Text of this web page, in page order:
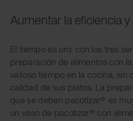
Aumentar la eficiencia
El tiempo es oro: con los tres
preparación de alimentos con
valioso tiempo en la cocina, sin
calidad de sus platos. La
que se deben pacotizar® es
un vaso de pacotizar® con